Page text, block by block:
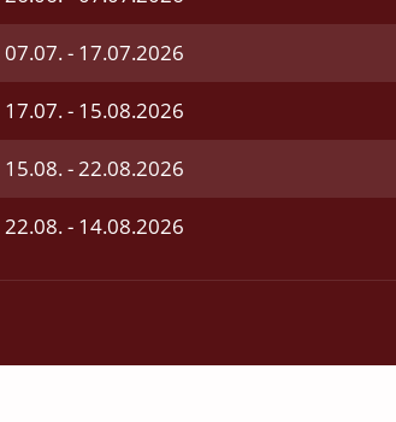
07.07. - 17.07.2026
17.07. - 15.08.2026
15.08. - 22.08.2026
22.08. - 14.08.2026